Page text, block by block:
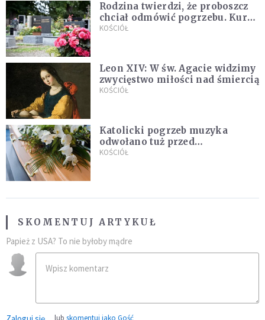
Rodzina twierdzi, że proboszcz
chciał odmówić pogrzebu. Kuria
zapowiada wyjaśnienia
KOŚCIÓŁ
Leon XIV: W św. Agacie widzimy
zwycięstwo miłości nad śmiercią
KOŚCIÓŁ
Katolicki pogrzeb muzyka
odwołano tuż przed
uroczystością. Powodem była
KOŚCIÓŁ
SKOMENTUJ ARTYKUŁ
Papież z USA? To nie byłoby mądre